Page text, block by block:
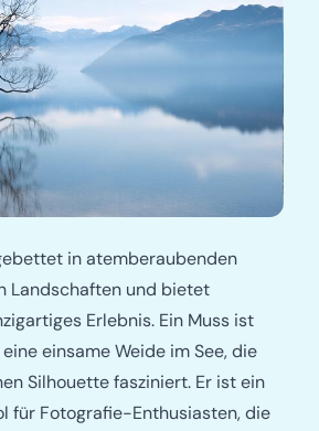
in atemberaubenden
Landschaften und bietet
Erlebnis. Ein Muss ist
einsame Weide im See, die
Silhouette fasziniert. Er ist ein
für Fotografie-Enthusiasten, die